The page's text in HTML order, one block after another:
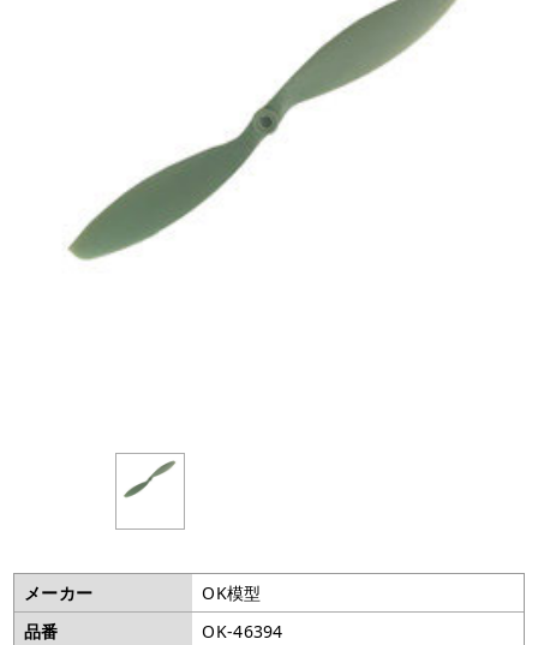
メーカー
OK模型
品番
OK-46394